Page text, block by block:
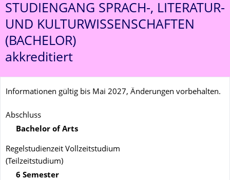
STUDIENGANG SPRACH-, LITERATUR-
UND KULTURWISSENSCHAFTEN
(BACHELOR)
akkreditiert
Informationen gültig bis Mai 2027, Änderungen vorbehalten.
Abschluss
Bachelor of Arts
Regelstudienzeit Vollzeitstudium
(Teilzeitstudium)
6 Semester